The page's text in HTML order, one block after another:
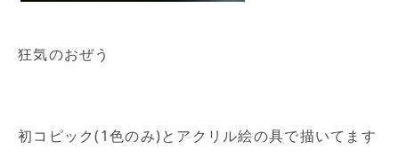
狂気のおぜう
初コピック(1色のみ)とアクリル絵の具で描いてます